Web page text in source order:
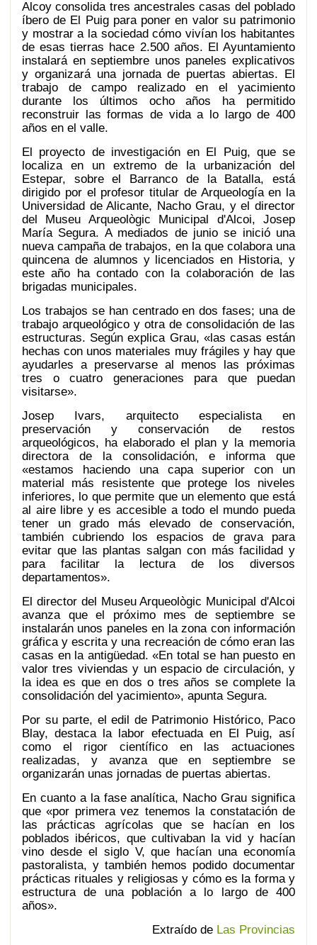
Alcoy consolida tres ancestrales casas del poblado
íbero de El Puig para poner en valor su patrimonio
y mostrar a la sociedad cómo vivían los habitantes
de esas tierras hace 2.500 años. El Ayuntamiento
instalará en septiembre unos paneles explicativos
y organizará una jornada de puertas abiertas. El
trabajo de campo realizado en el yacimiento
durante los últimos ocho años ha permitido
reconstruir las formas de vida a lo largo de 400
años en el valle.
El proyecto de investigación en El Puig, que se
localiza en un extremo de la urbanización del
Estepar, sobre el Barranco de la Batalla, está
dirigido por el profesor titular de Arqueología en la
Universidad de Alicante, Nacho Grau, y el director
del Museu Arqueològic Municipal d'Alcoi, Josep
María Segura. A mediados de junio se inició una
nueva campaña de trabajos, en la que colabora una
quincena de alumnos y licenciados en Historia, y
este año ha contado con la colaboración de las
brigadas municipales.
Los trabajos se han centrado en dos fases; una de
trabajo arqueológico y otra de consolidación de las
estructuras. Según explica Grau, «las casas están
hechas con unos materiales muy frágiles y hay que
ayudarles a preservarse al menos las próximas
tres o cuatro generaciones para que puedan
visitarse».
Josep Ivars, arquitecto especialista en
preservación y conservación de restos
arqueológicos, ha elaborado el plan y la memoria
directora de la consolidación, e informa que
«estamos haciendo una capa superior con un
material más resistente que protege los niveles
inferiores, lo que permite que un elemento que está
al aire libre y es accesible a todo el mundo pueda
tener un grado más elevado de conservación,
también cubriendo los espacios de grava para
evitar que las plantas salgan con más facilidad y
para facilitar la lectura de los diversos
departamentos».
El director del Museu Arqueològic Municipal d'Alcoi
avanza que el próximo mes de septiembre se
instalarán unos paneles en la zona con información
gráfica y escrita y una recreación de cómo eran las
casas en la antigüedad. «En total se han puesto en
valor tres viviendas y un espacio de circulación, y
la idea es que en dos o tres años se complete la
consolidación del yacimiento», apunta Segura.
Por su parte, el edil de Patrimonio Histórico, Paco
Blay, destaca la labor efectuada en El Puig, así
como el rigor científico en las actuaciones
realizadas, y avanza que en septiembre se
organizarán unas jornadas de puertas abiertas.
En cuanto a la fase analítica, Nacho Grau significa
que «por primera vez tenemos la constatación de
las prácticas agrícolas que se hacían en los
poblados ibéricos, que cultivaban la vid y hacían
vino desde el siglo V, que hacían una economía
pastoralista, y también hemos podido documentar
prácticas rituales y religiosas y cómo es la forma y
estructura de una población a lo largo de 400
años».
Extraído de Las Provincias